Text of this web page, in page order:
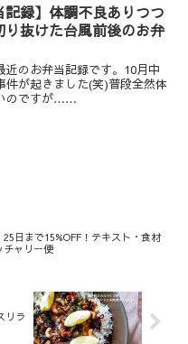
プやサイズダウンの有用性が
る驚きのトリートメント。名
ユルヴェーダサロン「森の時
魅力を徹底解説します。
記録】体調不良ありつつ
り抜けた台風前後のお弁
近のお弁当記録です。10月中
が起きました(笑)普段全然体
のですが……
25日まで15%OFF！テキスト・食材
ャリー便
リラ